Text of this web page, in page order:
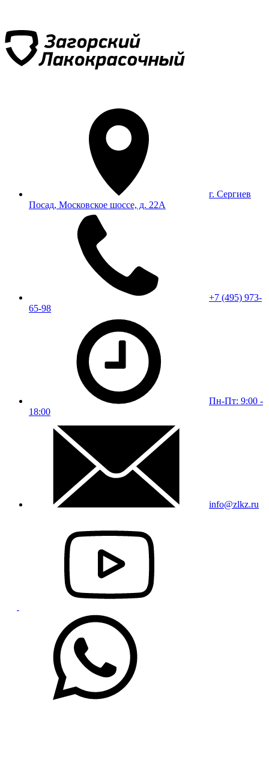
г. Сергиев
Посад, Московское шоссе, д. 22А
+7 (495) 973-
65-98
Пн-Пт: 9:00 -
18:00
info@zlkz.ru